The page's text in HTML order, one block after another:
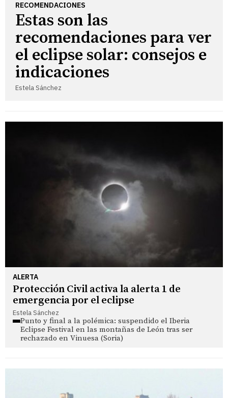
RECOMENDACIONES
Estas son las
recomendaciones para ver
el eclipse solar: consejos e
indicaciones
Estela Sánchez
ALERTA
Protección Civil activa la alerta 1 de
emergencia por el eclipse
Estela Sánchez
Punto y final a la polémica: suspendido el Iberia
Eclipse Festival en las montañas de León tras ser
rechazado en Vinuesa (Soria)